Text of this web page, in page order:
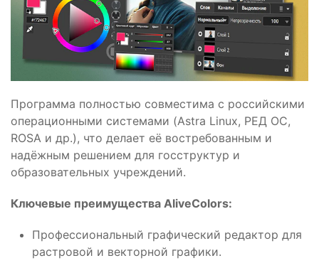
Программа полностью совместима с российскими
операционными системами (Astra Linux, РЕД ОС,
ROSA и др.), что делает её востребованным и
надёжным решением для госструктур и
образовательных учреждений.
Ключевые преимущества AliveColors:
Профессиональный графический редактор для
растровой и векторной графики.